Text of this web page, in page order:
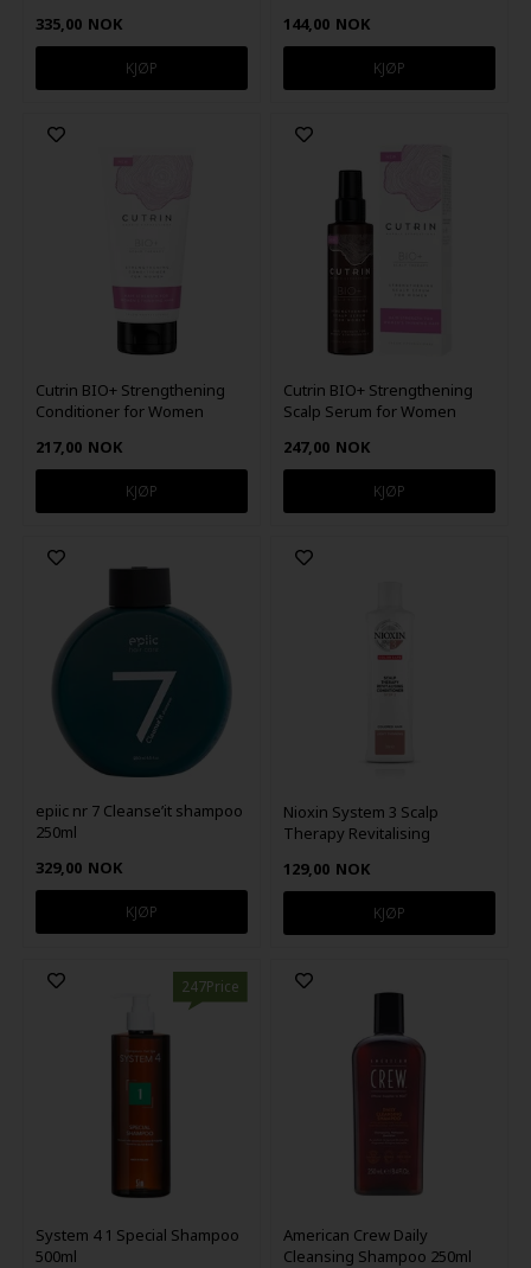
335,00 NOK 144,00 NOK
Cutrin BIO+ Strengthening
Conditioner for Women
217,00 NOK
Cutrin BIO+ Strengthening
Scalp Serum for Women
247,00 NOK
epiic nr 7 Cleanse’it shampoo
250ml
329,00 NOK
Nioxin System 3 Scalp
Therapy Revitalising
129,00 NOK
247Price
System 4 1 Special Shampoo
500ml
American Crew Daily
Cleansing Shampoo 250ml